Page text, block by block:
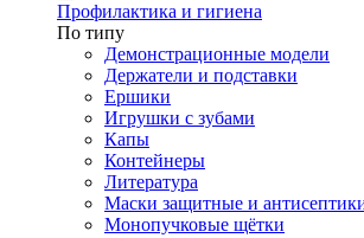
Профилактика и гигиена
По типу
Демонстрационные модели
Держатели и подставки
Ершики
Игрушки с зубами
Капы
Контейнеры
Литература
Маски защитные и
Монопучковые щётки